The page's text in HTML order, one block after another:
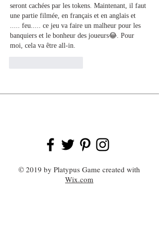
seront cachées par les tokens. Maintenant, il faut
une partie filmée, en français et en anglais et
..... feu..... ce jeu va faire un malheur pour les
banquiers et le bonheur des joueurs😂. Pour
moi, cela va être all-in.
© 2019 by Platypus Game created with
Wix.com